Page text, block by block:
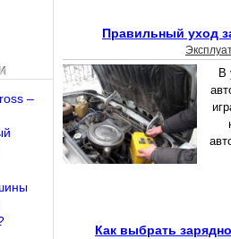
Правильный уход
В
Как выбрать
–